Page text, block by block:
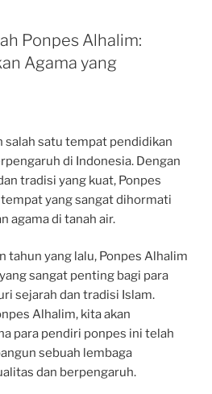
Ponpes Alhalim:
Agama yang
salah satu tempat pendidikan
di Indonesia. Dengan
tradisi yang kuat, Ponpes
yang sangat dihormati
agama di tanah air.
tahun yang lalu, Ponpes Alhalim
sangat penting bagi para
sejarah dan tradisi Islam.
Alhalim, kita akan
para pendiri ponpes ini telah
sebuah lembaga
dan berpengaruh.